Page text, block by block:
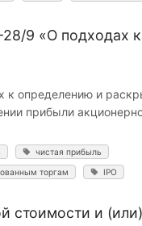
9 «О подходах
определению и
прибыли
чистая прибыль
торгам IPO
стоимости и